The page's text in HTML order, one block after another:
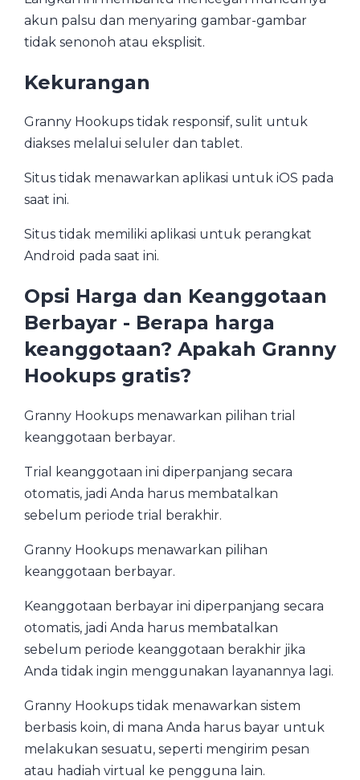
akun palsu dan menyaring gambar-gambar
tidak senonoh atau eksplisit.
Kekurangan
Granny Hookups tidak responsif, sulit untuk
diakses melalui seluler dan tablet.
Situs tidak menawarkan aplikasi untuk iOS pada
saat ini.
Situs tidak memiliki aplikasi untuk perangkat
Android pada saat ini.
Opsi Harga dan Keanggotaan
Berbayar - Berapa harga
keanggotaan? Apakah Granny
Hookups gratis?
Granny Hookups menawarkan pilihan trial
keanggotaan berbayar.
Trial keanggotaan ini diperpanjang secara
otomatis, jadi Anda harus membatalkan
sebelum periode trial berakhir.
Granny Hookups menawarkan pilihan
keanggotaan berbayar.
Keanggotaan berbayar ini diperpanjang secara
otomatis, jadi Anda harus membatalkan
sebelum periode keanggotaan berakhir jika
Anda tidak ingin menggunakan layanannya lagi.
Granny Hookups tidak menawarkan sistem
berbasis koin, di mana Anda harus bayar untuk
melakukan sesuatu, seperti mengirim pesan
atau hadiah virtual ke pengguna lain.